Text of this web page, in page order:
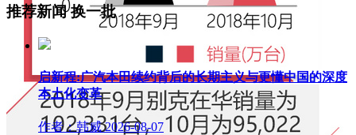
推荐新闻换一批
启新程:广汽本田续约背后的长期主义与更懂中国的深度
本土化变革
作者：韩威 2026-08-07